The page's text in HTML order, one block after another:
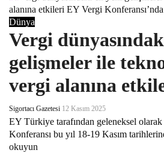
Dünya
Vergi
gelişmeler ile
vergi alanına
Sigortacı Gazetesi 12 Kasım 2025
EY Türkiye tarafından geleneksel
Konferansı bu yıl 18-19 Kasım
okuyun